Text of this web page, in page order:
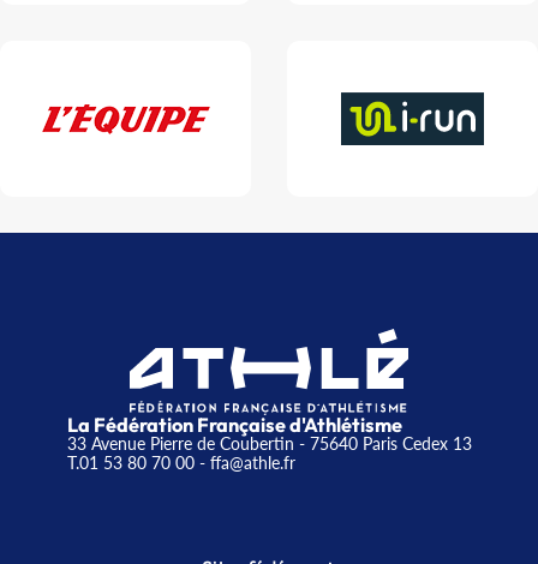
La Fédération Française d'Athlétisme
33 Avenue Pierre de Coubertin - 75640 Paris Cedex 13
T.01 53 80 70 00- ffa@athle.fr